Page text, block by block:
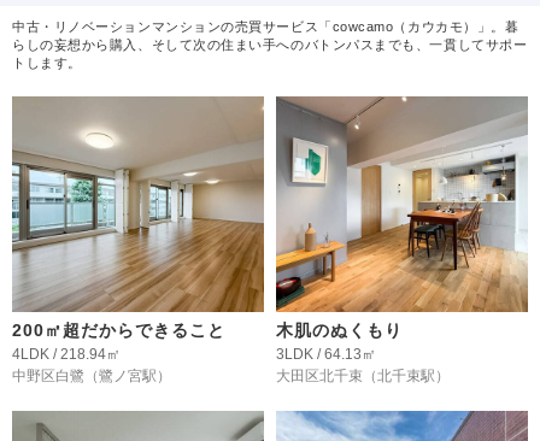
中古・リノベーションマンションの売買サービス「cowcamo（カウカモ）」。暮
らしの妄想から購入、そして次の住まい手へのバトンパスまでも、一貫してサポー
トします。
200㎡超だからできること
4LDK / 218.94㎡
中野区白鷺 （鷺ノ宮駅）
木肌のぬくもり
3LDK / 64.13㎡
大田区北千束 （北千束駅）